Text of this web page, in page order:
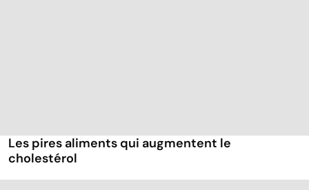
Les pires aliments qui augmentent le
cholestérol